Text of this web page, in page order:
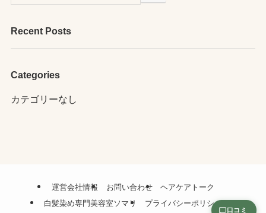
Recent Posts
Categories
カテゴリーなし
運営会社情報 お問い合わせ
ヘアケアトーク
白髪染め専門美容室ソマリ
プライバシーポリシー
口コミ